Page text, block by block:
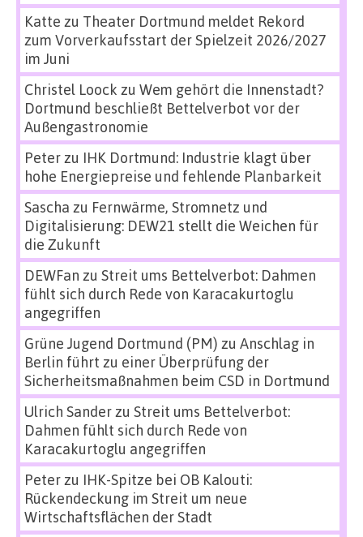
Katte zu Theater Dortmund meldet Rekord
zum Vorverkaufsstart der Spielzeit 2026/2027
im Juni
Christel Loock zu Wem gehört die Innenstadt?
Dortmund beschließt Bettelverbot vor der
Außengastronomie
Peterzu IHK Dortmund: Industrie klagt über
hohe Energiepreise und fehlende Planbarkeit
Sascha zu Fernwärme, Stromnetz und
Digitalisierung: DEW21 stellt die Weichen für
die Zukunft
DEWFan zu Streit ums Bettelverbot: Dahmen
fühlt sich durch Rede von Karacakurtoglu
angegriffen
Grüne Jugend Dortmund (PM) zu Anschlag in
Berlin führt zu einer Überprüfung der
Sicherheitsmaßnahmen beim CSD in Dortmund
Ulrich Sanderzu Streit ums Bettelverbot:
Dahmen fühlt sich durch Rede von
Karacakurtoglu angegriffen
Peterzu IHK-Spitze bei OB Kalouti:
Rückendeckung im Streit um neue
Wirtschaftsflächen der Stadt